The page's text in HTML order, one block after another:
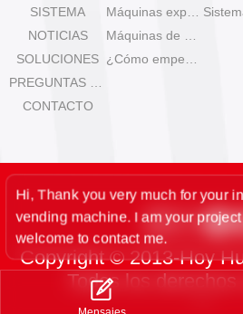
SISTEMA
NOTICIAS
SOLUCIONES
CONTACTO
Copyright © 2013-Hoy
Todos los derechos
Hi, Thank you very much for your
vending machine. I am your
welcome to contact me.